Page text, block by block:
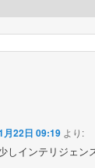
月22日 09:19 より:
しインテリジェン